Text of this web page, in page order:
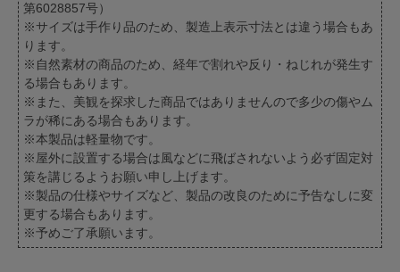
第6028857号）
※サイズは手作り品のため、製造上表示寸法とは違う場合もあ
ります。
※自然素材の商品のため、経年で割れや反り・ねじれが発生す
る場合もあります。
※また、美観を探求した商品ではありませんので多少の傷やム
ラが稀にある場合もあります。
※本製品は軽量物です。
※屋外に設置する場合は風などに飛ばされないよう必ず固定対
策を講じるようお願い申し上げます。
※製品の仕様やサイズなど、製品の改良のために予告なしに変
更する場合もあります。
※予めご了承願います。